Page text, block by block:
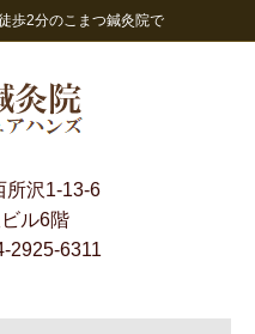
歩2分のこまつ鍼灸院で
所沢1-13-6
ル6階
2925-6311